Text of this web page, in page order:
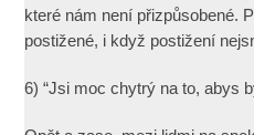
které nám není přizpůsobené.
postižené, i když postižení
6) “Jsi moc chytrý na to, abys